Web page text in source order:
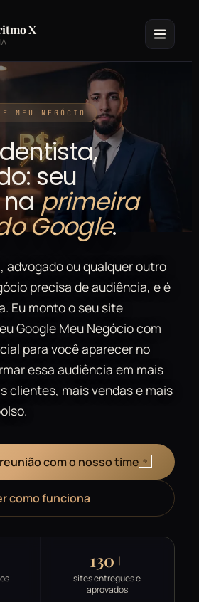
X
MEU NEGÓCIO
seu
naprimeira
Google.
advogado ou qualquer outro
precisa de audiência, e é
Eu monto o seu site
Google Meu Negócio com
para você aparecer no
essa audiência em mais
clientes, mais vendas e mais
com o nosso time
como funciona
130+
sites entregues e
aprovados